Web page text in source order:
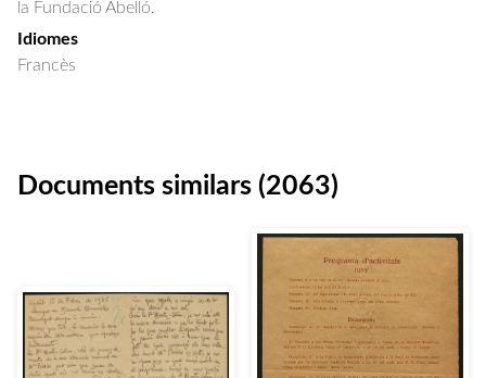
la Fundació Abelló.
Idiomes
Francès
Documents similars (2063)